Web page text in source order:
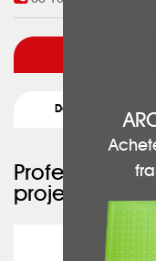
Détail du projet
projet :